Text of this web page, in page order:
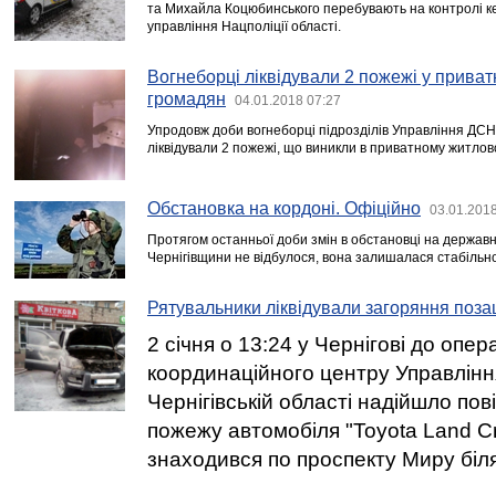
та Михайла Коцюбинського перебувають на контролі
управління Нацполіції області.
Вогнеборці ліквідували 2 пожежі у
громадян
04.01.2018 07:27
Упродовж доби вогнеборці підрозділів Управління
ліквідували 2 пожежі, що виникли в приватному
Обстановка на кордоні. Офіційно
Протягом останньої доби змін в обстановці на
Чернігівщини не відбулося, вона залишалася
Рятувальники ліквідували загоряння
2 січня о 13:24 у Чернігові до
координаційного центру
Чернігівській області надійшло
пожежу автомобіля "Toyota Land
знаходився по проспекту Миру